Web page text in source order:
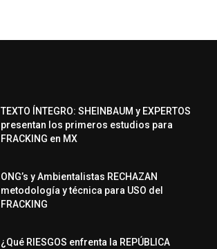
TEXTO ÍNTEGRO: SHEINBAUM y EXPERTOS
presentan los primeros estudios para
FRACKING en MX
ONG’s y Ambientalistas RECHAZAN
metodología y técnica para USO del
FRACKING
¿Qué RIESGOS enfrenta la REPÚBLICA